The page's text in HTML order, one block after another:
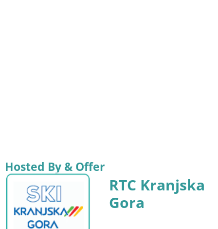
Hosted By & Offer
RTC Kranjska
Gora